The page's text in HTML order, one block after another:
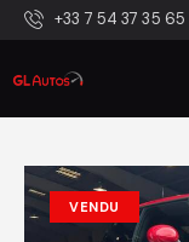
+33 7 54 37 35 65
VENDU